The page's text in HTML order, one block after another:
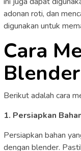
adonan roti, dan
digunakan untuk
Cara
Blender
Berikut adalah cara
1. Persiapkan
Persiapkan bahan
dengan blender.